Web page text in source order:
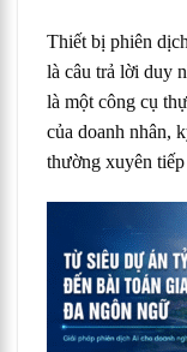
Thiết bị phiên
là câu trả lời duy
là một công cụ
của doanh nhân,
thường xuyên